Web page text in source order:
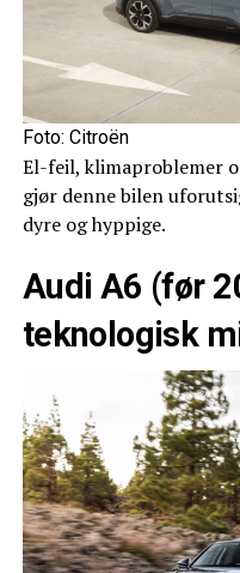
Foto: Citroën
El-feil, klimaproblemer
gjør denne bilen
dyre og hyppige.
Audi A6 (før
teknologisk